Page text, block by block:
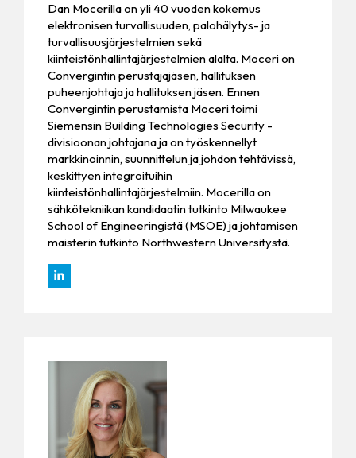
Dan Mocerilla on yli 40 vuoden kokemus
elektronisen turvallisuuden, palohälytys- ja
turvallisuusjärjestelmien sekä
kiinteistönhallintajärjestelmien alalta. Moceri on
Convergintin perustajajäsen, hallituksen
puheenjohtaja ja hallituksen jäsen. Ennen
Convergintin perustamista Moceri toimi
Siemensin Building Technologies Security -
divisioonan johtajana ja on työskennellyt
markkinoinnin, suunnittelun ja johdon tehtävissä,
keskittyen integroituihin
kiinteistönhallintajärjestelmiin. Mocerilla on
sähkötekniikan kandidaatin tutkinto Milwaukee
School of Engineeringistä (MSOE) ja johtamisen
maisterin tutkinto Northwestern Universitystä.